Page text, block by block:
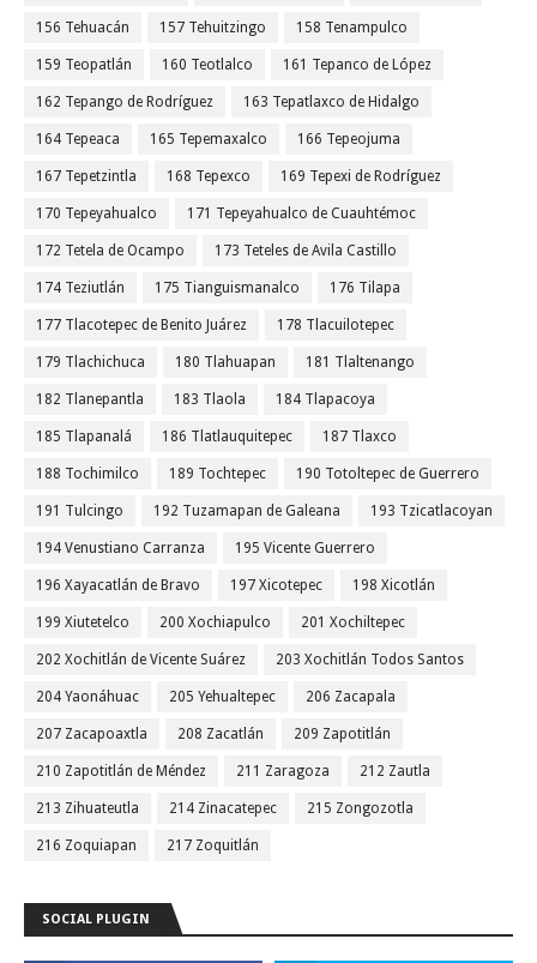
156 Tehuacán 157 Tehuitzingo 158 Tenampulco
159 Teopatlán 160 Teotlalco 161 Tepanco de López
162 Tepango de Rodríguez 163 Tepatlaxco de Hidalgo
164 Tepeaca 165 Tepemaxalco 166 Tepeojuma
167 Tepetzintla 168 Tepexco 169 Tepexi de Rodríguez
170 Tepeyahualco 171 Tepeyahualco de Cuauhtémoc
172 Tetela de Ocampo 173 Teteles de Avila Castillo
174 Teziutlán 175 Tianguismanalco 176 Tilapa
177 Tlacotepec de Benito Juárez 178 Tlacuilotepec
179 Tlachichuca 180 Tlahuapan 181 Tlaltenango
182 Tlanepantla 183 Tlaola 184 Tlapacoya
185 Tlapanalá 186 Tlatlauquitepec 187 Tlaxco
188 Tochimilco 189 Tochtepec 190 Totoltepec de Guerrero
191 Tulcingo 192 Tuzamapan de Galeana 193 Tzicatlacoyan
194 Venustiano Carranza 195 Vicente Guerrero
196 Xayacatlán de Bravo 197 Xicotepec 198 Xicotlán
199 Xiutetelco 200 Xochiapulco 201 Xochiltepec
202 Xochitlán de Vicente Suárez 203 Xochitlán Todos Santos
204 Yaonáhuac 205 Yehualtepec 206 Zacapala
207 Zacapoaxtla 208 Zacatlán 209 Zapotitlán
210 Zapotitlán de Méndez 211 Zaragoza 212 Zautla
213 Zihuateutla 214 Zinacatepec 215 Zongozotla
216 Zoquiapan 217 Zoquitlán
SOCIAL PLUGIN